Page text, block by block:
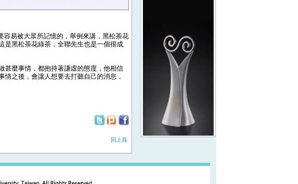
易被大眾所記憶的，舉例來講，黑松茶花
是黑松茶花綠茶，全聯先生也是一個很成
麼事情，都抱持著謙虛的態度，他相信
之後，會讓人想要去打聽自己的消息，
回上頁